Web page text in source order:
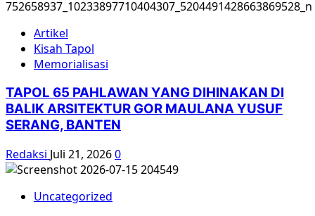
Artikel
Kisah Tapol
Memorialisasi
TAPOL 65 PAHLAWAN YANG DIHINAKAN DI
BALIK ARSITEKTUR GOR MAULANA YUSUF
SERANG, BANTEN
Redaksi Juli 21, 20260
Uncategorized